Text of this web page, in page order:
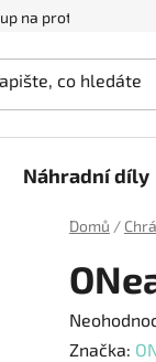
na protiúčet
Náhradní díly
Domů /
Průměrné
hodnocení
Značka: